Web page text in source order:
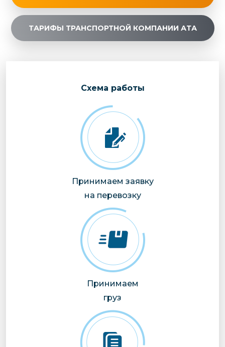
ТАРИФЫ ТРАНСПОРТНОЙ КОМПАНИИ АТА
Cхема работы
Принимаем заявку
на перевозку
Принимаем
груз